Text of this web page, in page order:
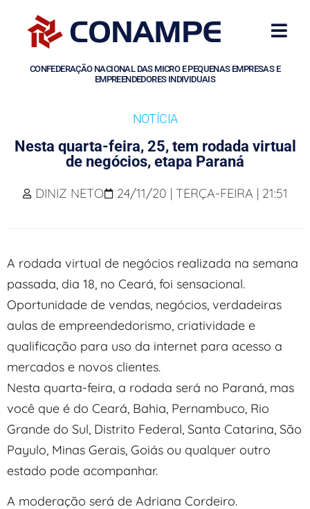
CONFEDERAÇÃO NACIONAL DAS MICRO E PEQUENAS EMPRESAS E
EMPREENDEDORES INDIVIDUAIS
NOTÍCIA
Nesta quarta-feira, 25, tem rodada virtual
de negócios, etapa Paraná
DINIZ NETO 24/11/20 | TERÇA-FEIRA | 21:51
A rodada virtual de negócios realizada na semana
passada, dia 18, no Ceará, foi sensacional.
Oportunidade de vendas, negócios, verdadeiras
aulas de empreendedorismo, criatividade e
qualificação para uso da internet para acesso a
mercados e novos clientes.
Nesta quarta-feira, a rodada será no Paraná, mas
você que é do Ceará, Bahia, Pernambuco, Rio
Grande do Sul, Distrito Federal, Santa Catarina, São
Payulo, Minas Gerais, Goiás ou qualquer outro
estado pode acompanhar.
A moderação será de Adriana Cordeiro.